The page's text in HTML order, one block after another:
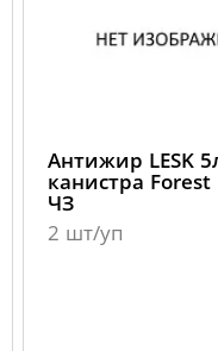
Антижир LESK
канистра Forest
ЧЗ
2 шт/уп